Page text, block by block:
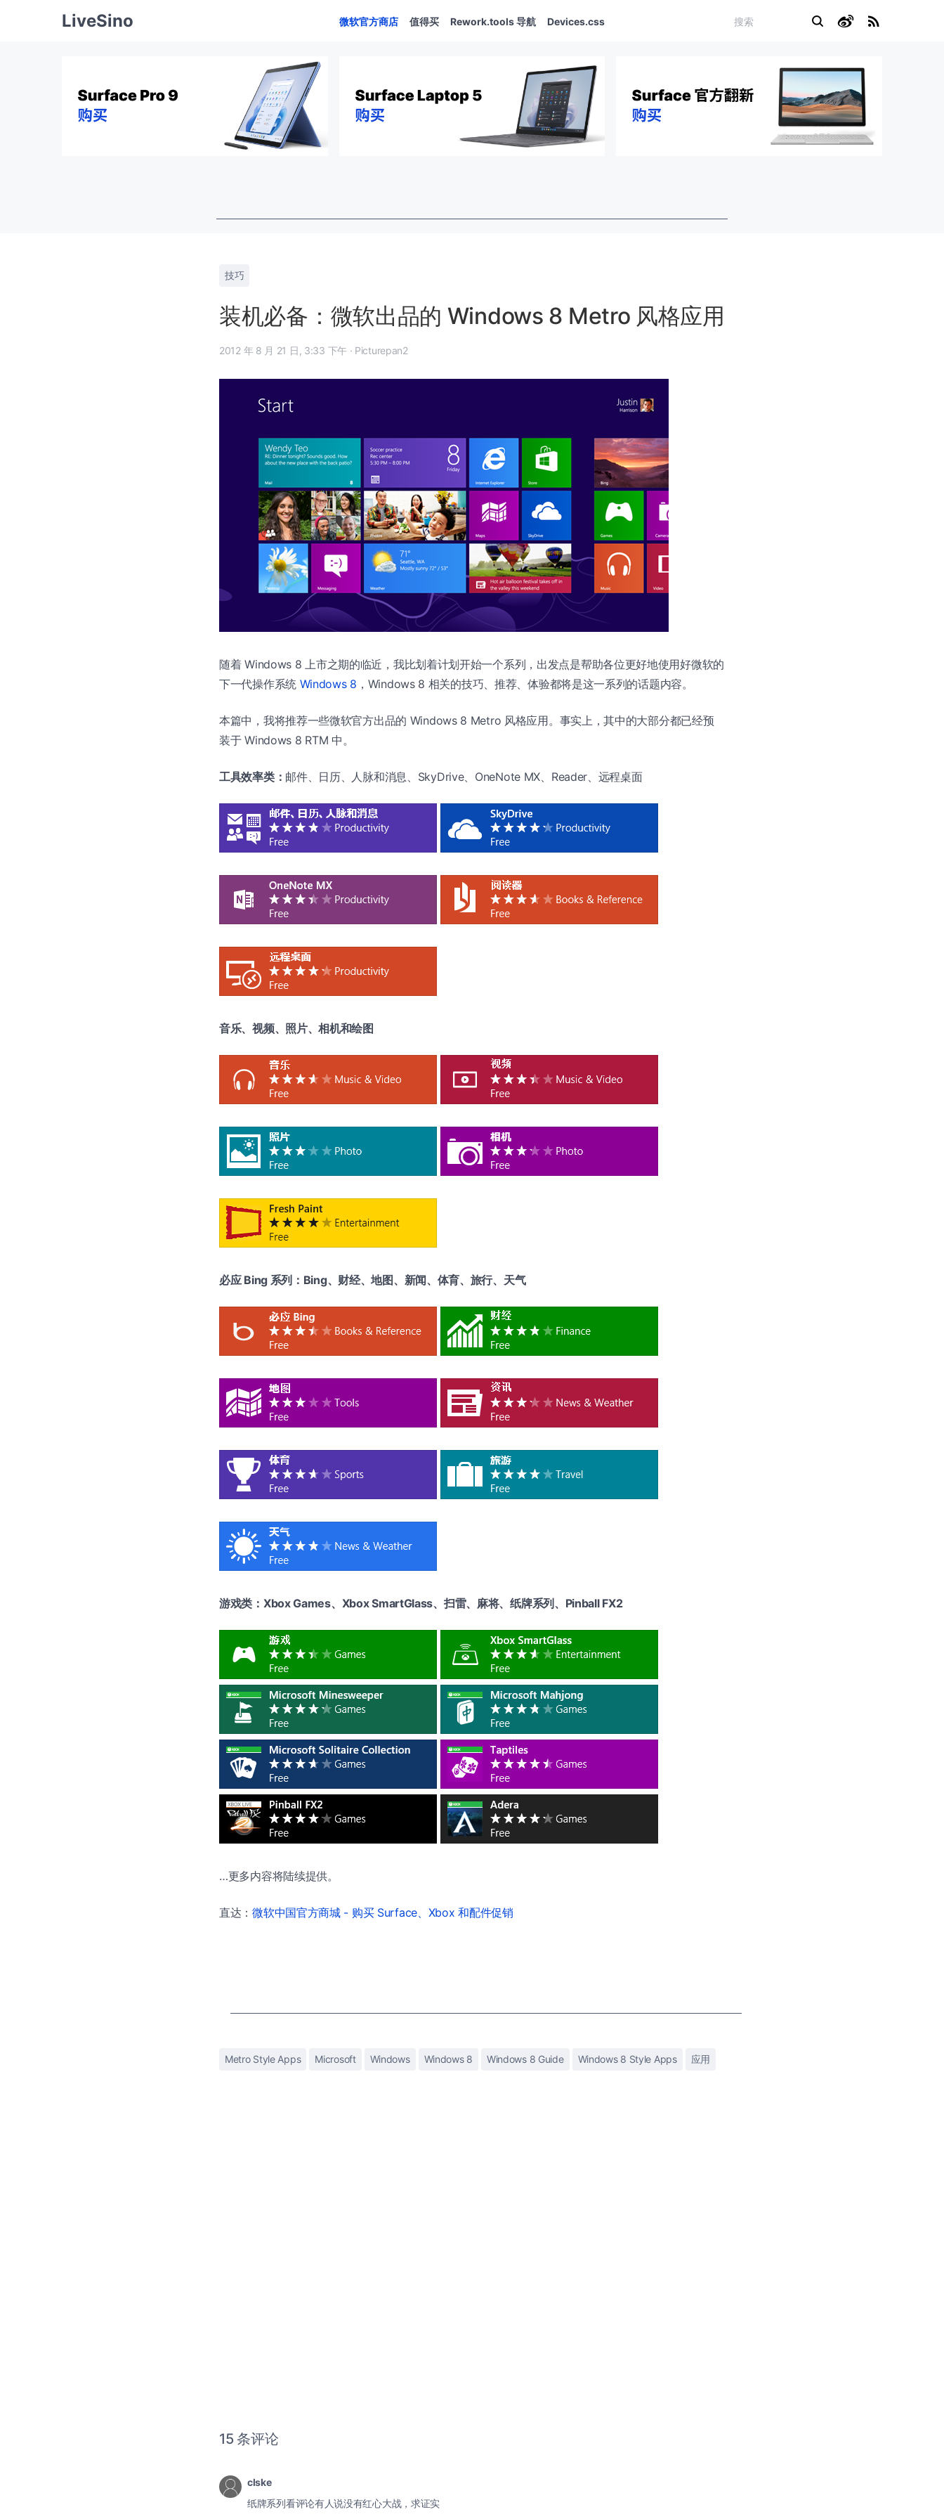
LiveSino 微软官方商店 值得买 Rework.tools 导航 Devices.css
技巧
装机必备：微软出品的 Windows 8 Metro 风格应用
2012 年 8 月 21 日, 3:33 下午 · Picturepan2
随着 Windows 8 上市之期的临近，我比划着计划开始一个系列，出发点是帮助各位更好地使用好微软的
下一代操作系统 Windows 8 ，Windows 8 相关的技巧、推荐、体验都将是这一系列的话题内容。
本篇中，我将推荐一些微软官方出品的 Windows 8 Metro 风格应用。事实上，其中的大部分都已经预
装于 Windows 8 RTM 中。
工具效率类： 邮件、日历、人脉和消息、SkyDrive、OneNote MX、Reader、远程桌面
音乐、视频、照片、相机和绘图
必应 Bing 系列：Bing、财经、地图、新闻、体育、旅行、天气
游戏类：Xbox Games、Xbox SmartGlass、扫雷、麻将、纸牌系列、Pinball FX2
…更多内容将陆续提供。
直达：微软中国官方商城 - 购买 Surface、Xbox 和配件促销
Metro Style Apps Microsoft Windows Windows 8 Windows 8 Guide Windows 8 Style Apps 应用
15 条评论
clske
纸牌系列看评论有人说没有红心大战，求证实